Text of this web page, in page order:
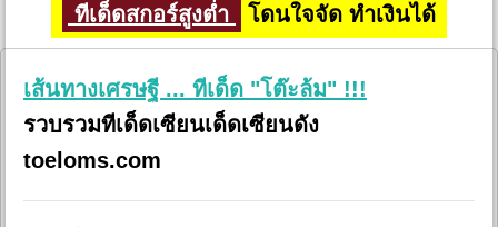
ทีเด็ดสกอร์สูงต่ำ โดนใจจัด ทำเงินได้
เส้นทางเศรษฐี ... ทีเด็ด "โต๊ะล้ม" !!!
รวบรวมทีเด็ดเซียนเด็ดเซียนดัง
toeloms.com